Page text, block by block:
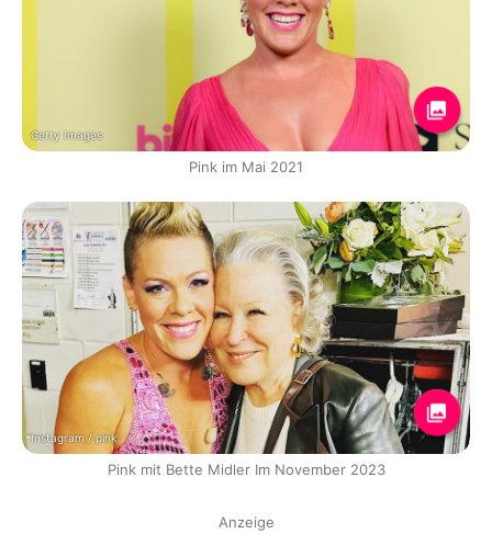
Getty Images
Pink im Mai 2021
Instagram / pink
Pink mit Bette Midler Im November 2023
Anzeige